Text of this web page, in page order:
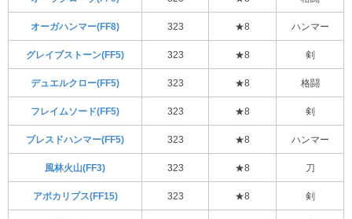
オーガハンマー(FF8) 323 ★8 ハンマー
グレイブストーン(FF5) 323 ★8 剣
デュエルクロー(FF5) 323 ★8 格闘
フレイムソード(FF5) 323 ★8 剣
ブレスドハンマー(FF5) 323 ★8 ハンマー
風林火山(FF3) 323 ★8 刀
アポカリプス(FF15) 323 ★8 剣